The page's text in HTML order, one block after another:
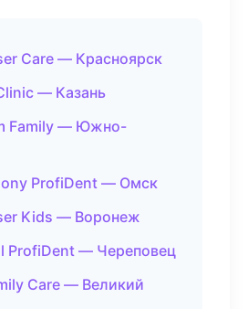
Care — Красноярск
— Казань
Family — Южно-
ProfiDent — Омск
Kids — Воронеж
ProfiDent — Череповец
Care — Великий